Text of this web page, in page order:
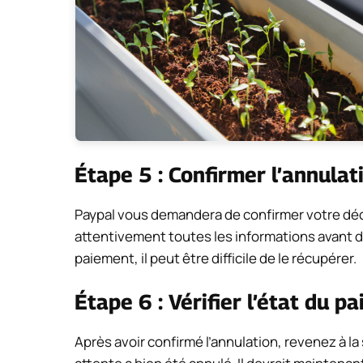
Étape 5 : Confirmer
Paypal vous demandera de confirmer votre
attentivement toutes les informations avant
paiement, il peut être difficile de le récupérer.
Étape 6 : Vérifier l’état du
Après avoir confirmé l’annulation, revenez à